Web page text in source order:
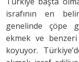
israfının en
genelinde çöpe
ekmek ve benzeri
koyuyor.